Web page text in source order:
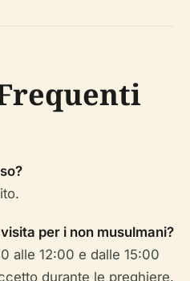
per i non musulmani?
alle 12:00 e dalle 15:00
durante le preghiere.